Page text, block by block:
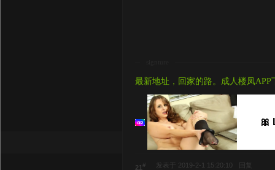
最新地址，回家的路。成人楼凤APP
🎀
21 # 发表于 2019-2-1 15:20:10 回复